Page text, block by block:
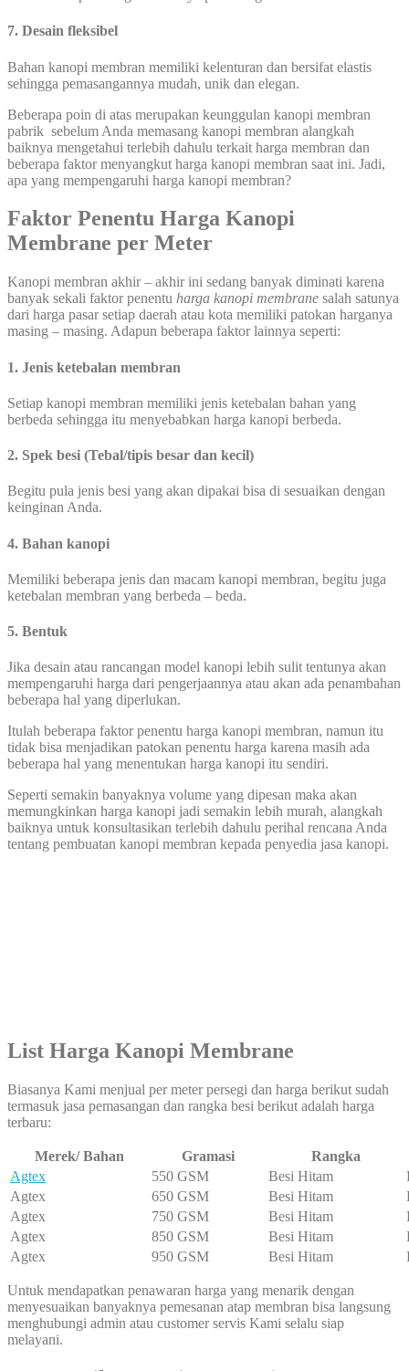
7. Desain fleksibel
Bahan kanopi membran memiliki kelenturan dan bersifat elastis
sehingga pemasangannya mudah, unik dan elegan.
Beberapa poin di atas merupakan keunggulan kanopi membran
pabrik sebelum Anda memasang kanopi membran alangkah
baiknya mengetahui terlebih dahulu terkait harga membran dan
beberapa faktor menyangkut harga kanopi membran saat ini. Jadi,
apa yang mempengaruhi harga kanopi membran?
Faktor Penentu Harga Kanopi
Membrane per Meter
Kanopi membran akhir – akhir ini sedang banyak diminati karena
banyak sekali faktor penentu harga kanopi membrane salah satunya
dari harga pasar setiap daerah atau kota memiliki patokan harganya
masing – masing. Adapun beberapa faktor lainnya seperti:
1. Jenis ketebalan membran
Setiap kanopi membran memiliki jenis ketebalan bahan yang
berbeda sehingga itu menyebabkan harga kanopi berbeda.
2. Spek besi (Tebal/tipis besar dan kecil)
Begitu pula jenis besi yang akan dipakai bisa di sesuaikan dengan
keinginan Anda.
4. Bahan kanopi
Memiliki beberapa jenis dan macam kanopi membran, begitu juga
ketebalan membran yang berbeda – beda.
5. Bentuk
Jika desain atau rancangan model kanopi lebih sulit tentunya akan
mempengaruhi harga dari pengerjaannya atau akan ada penambahan
beberapa hal yang diperlukan.
Itulah beberapa faktor penentu harga kanopi membran, namun itu
tidak bisa menjadikan patokan penentu harga karena masih ada
beberapa hal yang menentukan harga kanopi itu sendiri.
Seperti semakin banyaknya volume yang dipesan maka akan
memungkinkan harga kanopi jadi semakin lebih murah, alangkah
baiknya untuk konsultasikan terlebih dahulu perihal rencana Anda
tentang pembuatan kanopi membran kepada penyedia jasa kanopi.
List Harga Kanopi Membrane
Biasanya Kami menjual per meter persegi dan harga berikut sudah
termasuk jasa pemasangan dan rangka besi berikut adalah harga
terbaru:
Merek/ Bahan Gramasi
Rangka
Agtex
550 GSM Besi Hitam
Agtex
650 GSM Besi Hitam
Agtex
750 GSM Besi Hitam
Agtex
850 GSM Besi Hitam
Agtex
950 GSM Besi Hitam
Untuk mendapatkan penawaran harga yang menarik dengan
menyesuaikan banyaknya pemesanan atap membran bisa langsung
menghubungi admin atau customer servis Kami selalu siap
melayani.